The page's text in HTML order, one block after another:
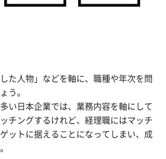
た人物」などを軸に、職種や年次を問
う。
い日本企業では、業務内容を軸にして
チングするけれど、経理職にはマッチ
ットに据えることになってしまい、成